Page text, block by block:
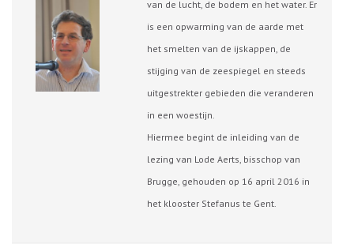
van de lucht, de bodem en het water. Er
is een opwarming van de aarde met
het smelten van de ijskappen, de
stijging van de zeespiegel en steeds
uitgestrekter gebieden die veranderen
in een woestijn.
Hiermee begint de inleiding van de
lezing van Lode Aerts, bisschop van
Brugge, gehouden op 16 april 2016 in
het klooster Stefanus te Gent.